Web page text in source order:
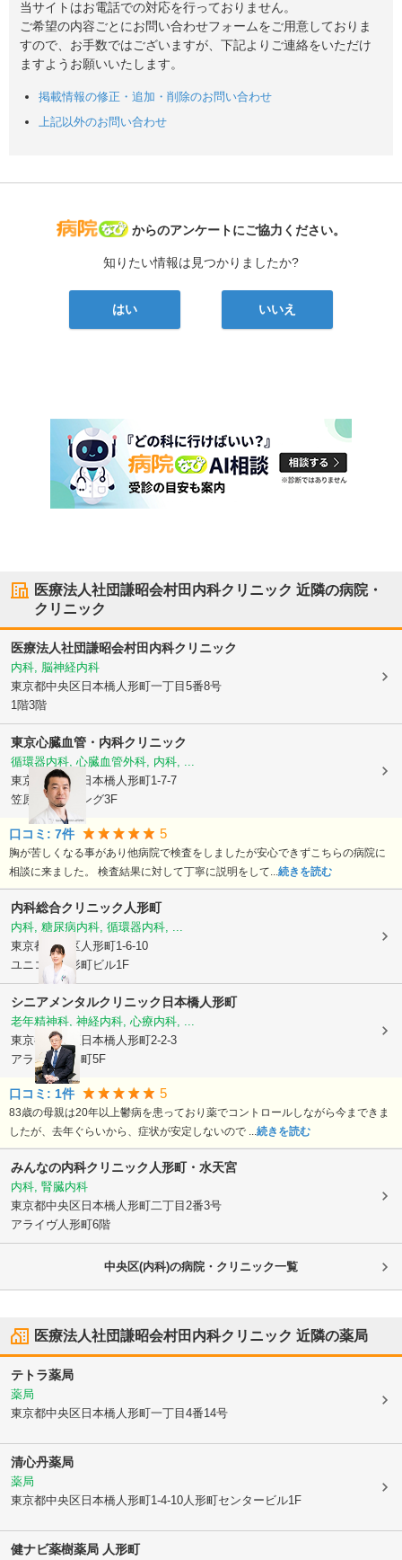
当サイトはお電話での対応を行っておりません。
ご希望の内容ごとにお問い合わせフォームをご用意しておりま
すので、お手数ではございますが、下記よりご連絡をいただけ
ますようお願いいたします。
掲載情報の修正・追加・削除のお問い合わせ
上記以外のお問い合わせ
病院なび
からのアンケートにご協力ください。
知りたい情報は見つかりましたか?
はい いいえ
医療法人社団謙昭会村田内科クリニック 近隣の病院・
クリニック
医療法人社団謙昭会村田内科クリニック
内科, 脳神経内科
東京都中央区 日本橋人形町一丁目5番8号
1階3階
東京心臓血管・内科クリニック
循環器内科, 心臓血管外科, 内科, ...
東京都中央区
日本橋人形町1-7-7
笠原ビルディング3F
口コミ: 7件 5
胸が苦しくなる事があり他病院で検査をしましたが安心できずこちらの病院に
相談に来ました。 検査結果に対して丁寧に説明をして...続きを読む
内科総合クリニック人形町
内科, 糖尿病内科, 循環器内科, ...
東京都中央区 人形町1-6-10
ユニコム人形町ビル1F
シニアメンタルクリニック日本橋人形町
老年精神科, 神経内科, 心療内科, ...
東京都中央区
日本橋人形町2-2-3
アライヴ人形町5F
口コミ: 1件 5
83歳の母親は20年以上鬱病を患っており薬でコントロールしながら今まできま
したが、去年ぐらいから、症状が安定しないので ...続きを読む
みんなの内科クリニック人形町・水天宮
内科, 腎臓内科
東京都中央区 日本橋人形町二丁目2番3号
アライヴ人形町6階
中央区(内科)の病院・クリニック一覧
医療法人社団謙昭会村田内科クリニック 近隣の薬局
テトラ薬局
薬局
東京都中央区 日本橋人形町一丁目4番14号
清心丹薬局
薬局
東京都中央区 日本橋人形町1-4-10人形町センタービル1F
健ナビ薬樹薬局 人形町